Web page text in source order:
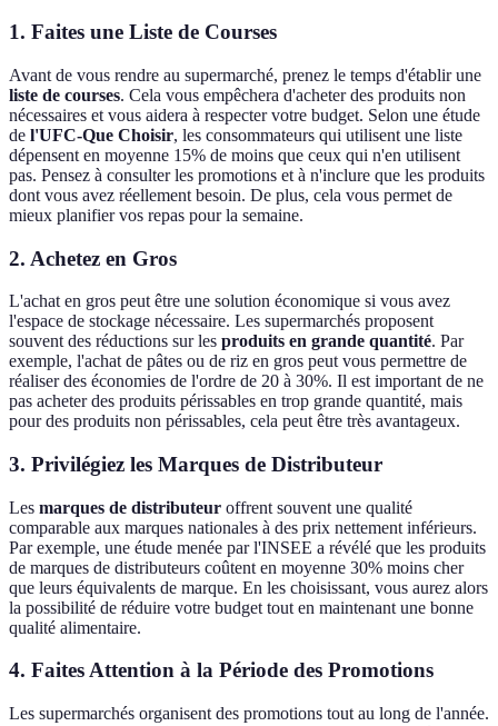
1. Faites une Liste de Courses
Avant de vous rendre au supermarché, prenez le temps d'établir une
liste de courses. Cela vous empêchera d'acheter des produits non
nécessaires et vous aidera à respecter votre budget. Selon une étude
de l'UFC-Que Choisir, les consommateurs qui utilisent une liste
dépensent en moyenne 15% de moins que ceux qui n'en utilisent
pas. Pensez à consulter les promotions et à n'inclure que les produits
dont vous avez réellement besoin. De plus, cela vous permet de
mieux planifier vos repas pour la semaine.
2. Achetez en Gros
L'achat en gros peut être une solution économique si vous avez
l'espace de stockage nécessaire. Les supermarchés proposent
souvent des réductions sur les produits en grande quantité. Par
exemple, l'achat de pâtes ou de riz en gros peut vous permettre de
réaliser des économies de l'ordre de 20 à 30%. Il est important de ne
pas acheter des produits périssables en trop grande quantité, mais
pour des produits non périssables, cela peut être très avantageux.
3. Privilégiez les Marques de Distributeur
Les marques de distributeur offrent souvent une qualité
comparable aux marques nationales à des prix nettement inférieurs.
Par exemple, une étude menée par l'INSEE a révélé que les produits
de marques de distributeurs coûtent en moyenne 30% moins cher
que leurs équivalents de marque. En les choisissant, vous aurez alors
la possibilité de réduire votre budget tout en maintenant une bonne
qualité alimentaire.
4. Faites Attention à la Période des Promotions
Les supermarchés organisent des promotions tout au long de l'année.